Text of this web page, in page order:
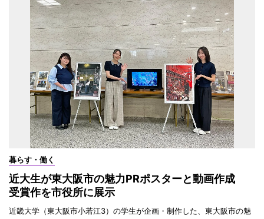
暮らす・働く
近大生が東大阪市の魅力PRポスターと動画作成
受賞作を市役所に展示
近畿大学（東大阪市小若江3）の学生が企画・制作した、東大阪市の魅